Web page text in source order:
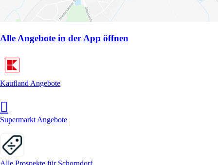
Alle Angebote in der App öffnen
Kaufland Angebote
Supermarkt Angebote
Alle Prospekte für Schorndorf